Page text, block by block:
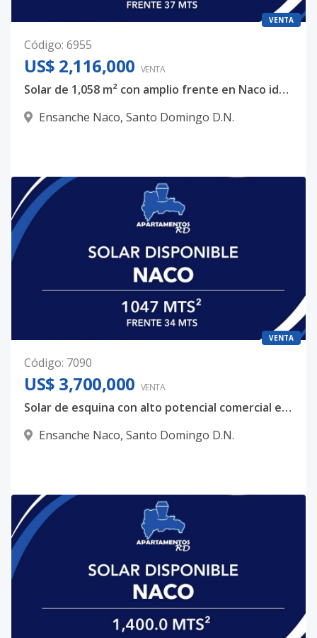
VENTA
Código: 6955
US$ 2,116,000 VENTA
Solar de 1,058 m² con amplio frente en Naco ideal para desarrollo residencial
Ensanche Naco, Santo Domingo D.N.
VENTA
Código: 7090
US$ 3,700,000 VENTA
Solar de esquina con alto potencial comercial en eje estratégico de Naco
Ensanche Naco, Santo Domingo D.N.